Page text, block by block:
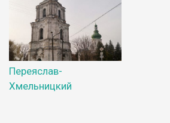
Переяслав-
Хмельницкий